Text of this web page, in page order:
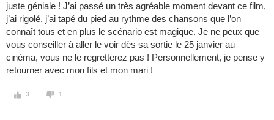
juste géniale ! J’ai passé un très agréable moment devant ce film,
j’ai rigolé, j’ai tapé du pied au rythme des chansons que l’on
connaît tous et en plus le scénario est magique. Je ne peux que
vous conseiller à aller le voir dès sa sortie le 25 janvier au
cinéma, vous ne le regretterez pas ! Personnellement, je pense y
retourner avec mon fils et mon mari !
3 1